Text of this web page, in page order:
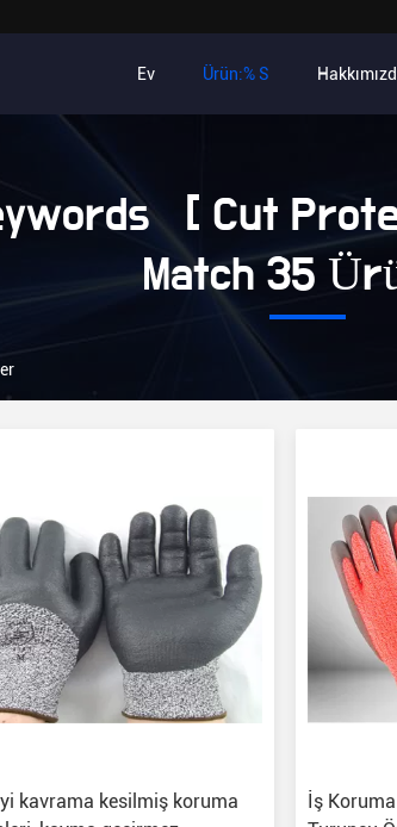
Ev Ürün:% S
[ Cut
Match 35
kavrama kesilmiş koruma
İş Koruma